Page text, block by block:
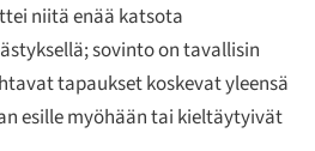
niitä enää katsota
sovinto on tavallisin
tapaukset koskevat yleensä
esille myöhään tai kieltäytyivät